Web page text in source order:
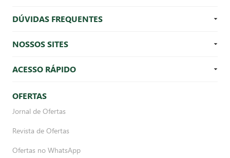
DÚVIDAS FREQUENTES
NOSSOS SITES
ACESSO RÁPIDO
OFERTAS
Jornal de Ofertas
Revista de Ofertas
Ofertas no WhatsApp